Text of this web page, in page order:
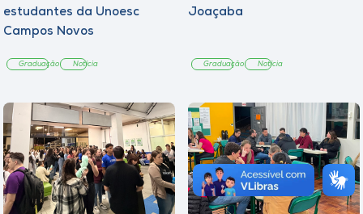
estudantes da Unoesc
Campos Novos
Graduação Notícia
Joaçaba
Graduação Notícia